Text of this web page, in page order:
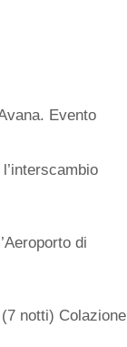
Evento
di
notti) Colazione